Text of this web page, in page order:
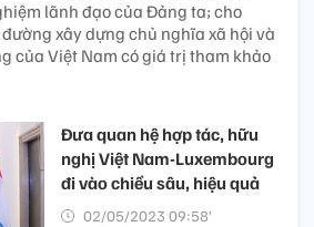
lãnh đạo của Đảng ta; cho
xây dựng chủ nghĩa xã hội và
của Việt Nam có giá trị tham khảo
Đưa quan hệ hợp tác, hữu
nghị Việt Nam-Luxembourg
đi vào chiều sâu, hiệu quả
02/05/2023 09:58’